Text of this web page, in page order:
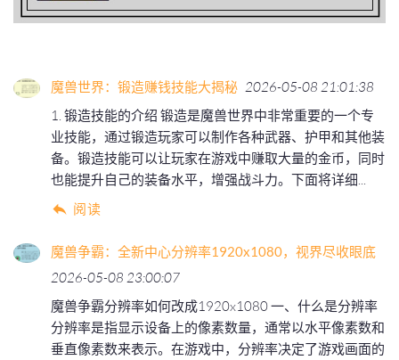
魔兽世界：锻造赚钱技能大揭秘 2026-05-08 21:01:38
1. 锻造技能的介绍 锻造是魔兽世界中非常重要的一个专
业技能，通过锻造玩家可以制作各种武器、护甲和其他装
备。锻造技能可以让玩家在游戏中赚取大量的金币，同时
也能提升自己的装备水平，增强战斗力。下面将详细...
阅读
魔兽争霸：全新中心分辨率1920x1080，视界尽收眼底
2026-05-08 23:00:07
魔兽争霸分辨率如何改成1920x1080 一、什么是分辨率
分辨率是指显示设备上的像素数量，通常以水平像素数和
垂直像素数来表示。在游戏中，分辨率决定了游戏画面的